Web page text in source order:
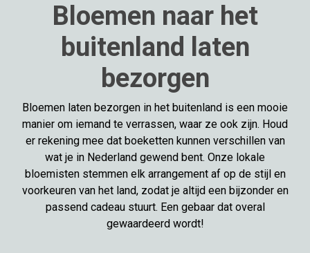
Bloemen naar het
buitenland laten
bezorgen
Bloemen laten bezorgen in het buitenland is een mooie
manier om iemand te verrassen, waar ze ook zijn. Houd
er rekening mee dat boeketten kunnen verschillen van
wat je in Nederland gewend bent. Onze lokale
bloemisten stemmen elk arrangement af op de stijl en
voorkeuren van het land, zodat je altijd een bijzonder en
passend cadeau stuurt. Een gebaar dat overal
gewaardeerd wordt!